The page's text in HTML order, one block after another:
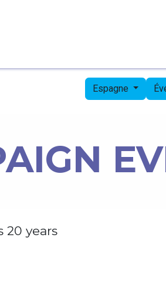
Espagne
20 years